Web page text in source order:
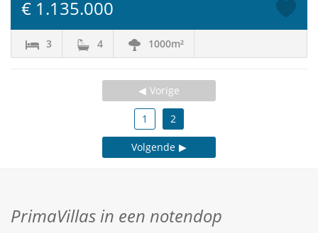
€ 1.135.000
3 4 1000m²
Vorige
1 2
Volgende
PrimaVillas in een notendop